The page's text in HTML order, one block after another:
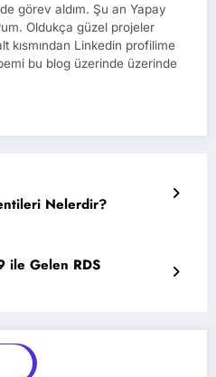
görev aldım. Şu an Yapay
Oldukça güzel projeler
kısmından Linkedin profilime
bu blog üzerinde üzerinde
Nelerdir?
ile Gelen RDS